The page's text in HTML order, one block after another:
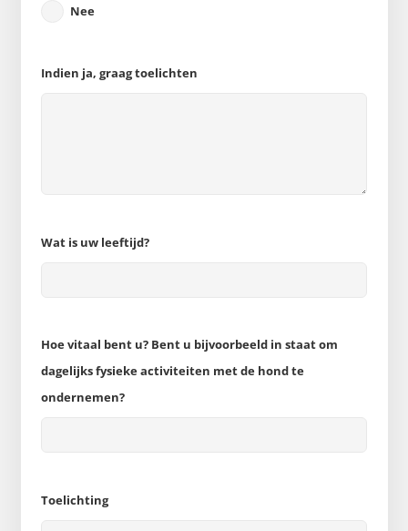
Nee
Indien ja, graag toelichten
Wat is uw leeftijd?
Hoe vitaal bent u? Bent u bijvoorbeeld in staat om
dagelijks fysieke activiteiten met de hond te
ondernemen?
Toelichting